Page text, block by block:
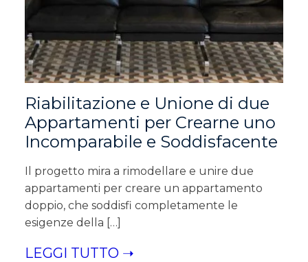
Riabilitazione e Unione di due
Appartamenti per Crearne uno
Incomparabile e Soddisfacente
Il progetto mira a rimodellare e unire due
appartamenti per creare un appartamento
doppio, che soddisfi completamente le
esigenze della […]
LEGGI TUTTO ➝